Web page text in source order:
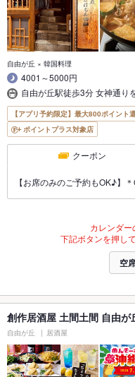
自由が丘 × 韓国料理
4001～5000円
自由が丘駅徒歩3分 女神通り
【アプリ予約限定】最大800ポイント
ポイントプラス対象店
クーポン
【お席のみのご予約もOK♪】
カレンダー
下記ボタンを押し
空
創作居酒屋 土間土間 自由が
自由が丘 居酒屋